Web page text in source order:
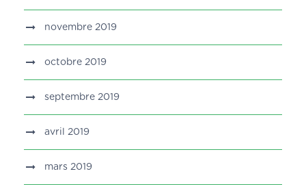
novembre 2019
octobre 2019
septembre 2019
avril 2019
mars 2019